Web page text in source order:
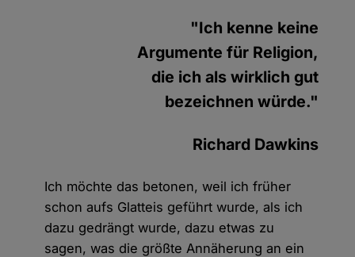
"Ich kenne keine
Argumente für Religion,
die ich als wirklich gut
bezeichnen würde."
Richard Dawkins
Ich möchte das betonen, weil ich früher
schon aufs Glatteis geführt wurde, als ich
dazu gedrängt wurde, dazu etwas zu
sagen, was die größte Annäherung an ein